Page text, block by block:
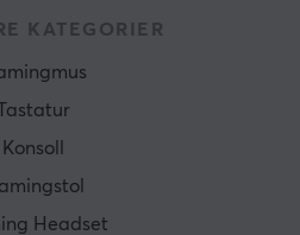
KATEGORIER
Tastatur
Konsoll
Headset